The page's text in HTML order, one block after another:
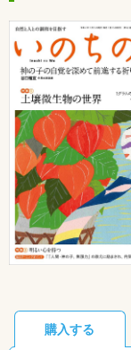
購入する